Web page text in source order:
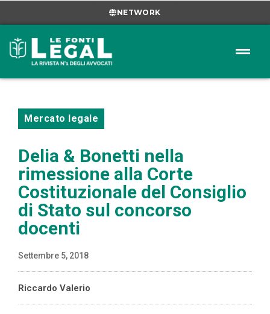
NETWORK
Mercato legale
Delia & Bonetti nella
rimessione alla Corte
Costituzionale del Consiglio
di Stato sul concorso
docenti
Settembre 5, 2018
Riccardo Valerio